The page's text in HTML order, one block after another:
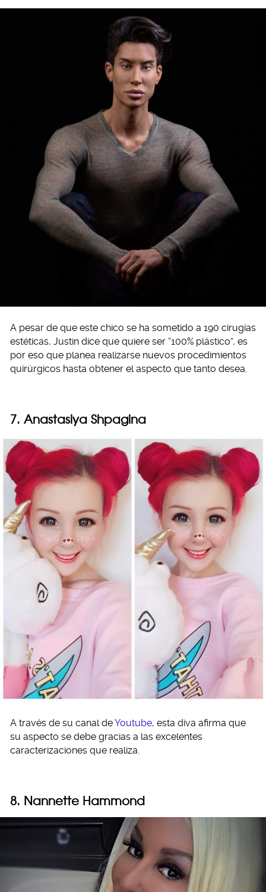
A pesar de que este chico se ha sometido a 190 cirugías
estéticas, Justin dice que quiere ser “100% plástico”, es
por eso que planea realizarse nuevos procedimientos
quirúrgicos hasta obtener el aspecto que tanto desea.
7. Anastasiya Shpagina
A través de su canal deYoutube, esta diva afirma que
su aspecto se debe gracias a las excelentes
caracterizaciones que realiza.
8. Nannette Hammond